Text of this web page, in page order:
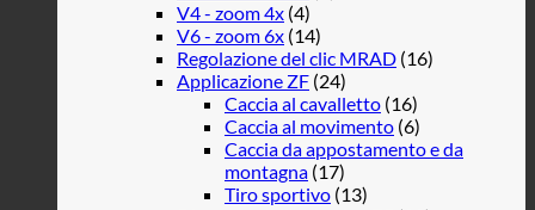
V4 - zoom 4x (4)
V6 - zoom 6x (14)
Regolazione del clic MRAD (16)
Applicazione ZF (24)
Caccia al cavalletto (16)
Caccia al movimento (6)
Caccia da appostamento e da
montagna (17)
Tiro sportivo (13)